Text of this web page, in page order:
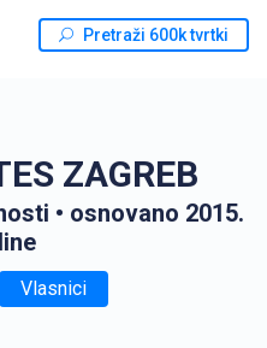
Pretraži 600k tvrtki
ZAGREB
• osnovano 2015.
Vlasnici